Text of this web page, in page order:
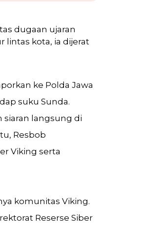
dugaan ujaran
lintas kota, ia dijerat
ke Polda Jawa
suku Sunda.
siaran langsung di
Resbob
Viking serta
komunitas Viking.
Reserse Siber